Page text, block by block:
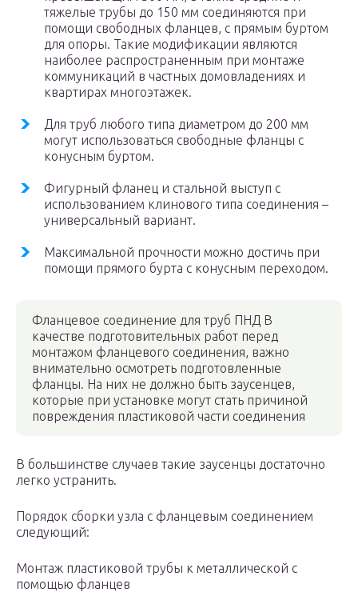
тяжелые трубы до 150 мм соединяются при
помощи свободных фланцев, с прямым буртом
для опоры. Такие модификации являются
наиболее распространенным при монтаже
коммуникаций в частных домовладениях и
квартирах многоэтажек.
Для труб любого типа диаметром до 200 мм
могут использоваться свободные фланцы с
конусным буртом.
Фигурный фланец и стальной выступ с
использованием клинового типа соединения –
универсальный вариант.
Максимальной прочности можно достичь при
помощи прямого бурта с конусным переходом.
Фланцевое соединение для труб ПНД В
качестве подготовительных работ перед
монтажом фланцевого соединения, важно
внимательно осмотреть подготовленные
фланцы. На них не должно быть заусенцев,
которые при установке могут стать причиной
повреждения пластиковой части соединения
В большинстве случаев такие заусенцы достаточно
легко устранить.
Порядок сборки узла с фланцевым соединением
следующий:
Монтаж пластиковой трубы к металлической с
помощью фланцев